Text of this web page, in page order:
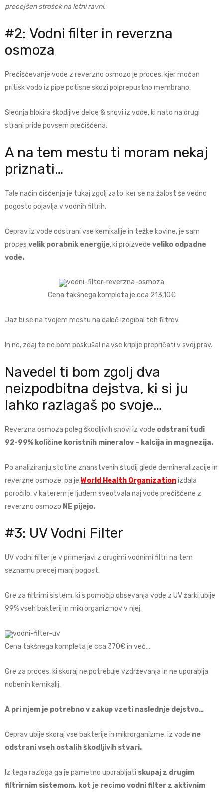
precejšen strošek na letni ravni.
#2: Vodni filter in reverzna
osmoza
Prečiščevanje vode z reverzno osmozo je proces, kjer močan
pritisk vodo iz pipe potisne skozi polprepustno membrano.
Slednja blokira škodljive delce & snovi iz vode, ki nato na drugi
strani pride povsem prečiščena.
A na tem mestu ti moram nekaj
priznati…
Tale način čiščenja je tukaj zgolj zato, ker se na žalost še vedno
pogosto pojavlja v vodnih filtrih.
Čeprav iz vode odstrani vse kemikalije in težke kovine, je sam
proces velik porabnik energije, ki proizvede veliko odpadne
vode.
Cena takšnega kompleta je cca 213,10€
Jaz bi se na tvojem mestu na daleč izogibal teh filtrov.
In ne, zdaj te ne bom poskušal na vse kriplje prepričati v svoj prav.
Navedel ti bom zgolj dva
neizpodbitna dejstva, ki si ju
lahko razlagaš po svoje…
Reverzna osmoza poleg škodljivih snovi iz vode odstrani tudi
92-99% količine koristnih mineralov – kalcija in magnezija.
Po analiziranju stotine znanstvenih študij glede demineralizacije in
reverzne osmoze, pa je World Health Organizationizdala
poročilo, v katerem je ljudem sveotvala naj vode prečiščene z
reverzno osmozo NE pijejo.
#3: UV Vodni Filter
UV vodni filter je v primerjavi z drugimi vodnimi filtri na tem
seznamu precej manj pogost.
Gre za filtrirni sistem, ki s pomočjo obsevanja vode z UV žarki ubije
99% vseh bakterij in mikrorganizmov v njej.
Cena takšnega kompleta je cca 370€ in več…
Gre za proces, ki skoraj ne potrebuje vzdrževanja in ne uporablja
nobenih kemikalij.
A pri njem je potrebno v zakup vzeti naslednje dejstvo…
Čeprav ubije skoraj vse bakterije in mikrorganizme, iz vode ne
odstrani vseh ostalih škodljivih stvari.
Iz tega razloga ga je pametno uporabljati skupaj z drugim
filtrirnim sistemom, kot je recimo vodni filter z aktivnim